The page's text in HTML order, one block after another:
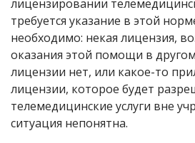
лицензировании
требуется указание в этой
необходимо: некая лицензия,
оказания этой помощи в
лицензии нет, или какое-то
лицензии, которое будет
телемедицинские услуги вне
ситуация непонятна.